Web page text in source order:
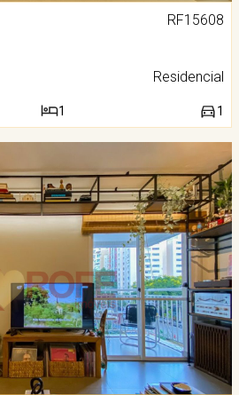
RF15608
Residencial
1 1